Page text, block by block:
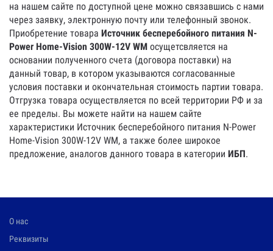
на нашем сайте по доступной цене можно связавшись с нами
через заявку, электронную почту или телефонный звонок.
Приобретение товара Источник бесперебойного питания N-
Power Home-Vision 300W-12V WM осущетсвляется на
основании полученного счета (договора поставки) на
данный товар, в котором указываются согласованные
условия поставки и окончательная стоимость партии товара.
Отгрузка товара осуществляется по всей территории РФ и за
ее пределы. Вы можете найти на нашем сайте
характеристики Источник бесперебойного питания N-Power
Home-Vision 300W-12V WM, а также более широкое
предложение, аналогов данного товара в категории ИБП.
О нас
Реквизиты